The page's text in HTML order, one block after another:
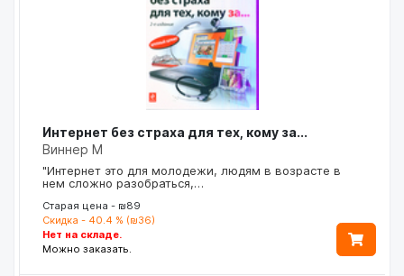
Интернет без страха для тех, кому за...
Виннер М
"Интернет это для молодежи, людям в возрасте в
нем сложно разобраться,…
Старая цена - ₪89
Скидка - 40.4 % (₪36)
Нет на складе.
Можно заказать.